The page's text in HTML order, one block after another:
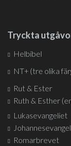
Tryckta
Helbibel
NT+ (tre olika
Rut & Ester
Ruth & Esther
Lukasevangeliet
Romarbrevet